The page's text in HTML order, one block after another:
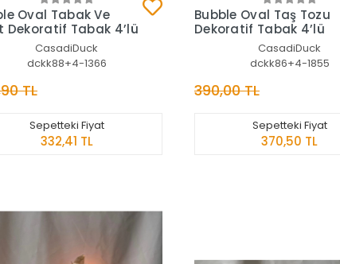
Sepete Ekle
Oval Tabak Ve
Dekoratif Tabak 4’lü
CasadiDuck
dckk88+4-1366
TL
Sepetteki Fiyat
332,41 TL
Sepete Ekle
Bubble Oval Taş Tozu
Dekoratif Tabak 4’lü
CasadiDuck
dckk86+4-1855
390,00 TL
Sepetteki Fiyat
370,50 TL